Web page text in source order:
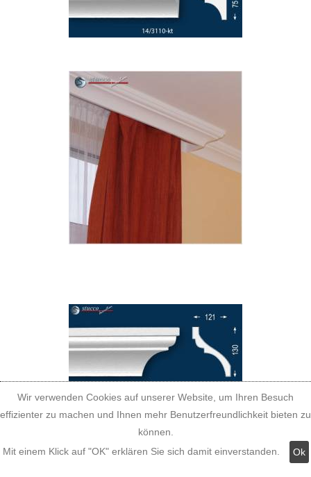
Wir verwenden Cookies auf unserer Website, um Ihren Besuch
effizienter zu machen und Ihnen mehr Benutzerfreundlichkeit bieten zu
können.
Mit einem Klick auf "OK" erklären Sie sich damit einverstanden.
Ok